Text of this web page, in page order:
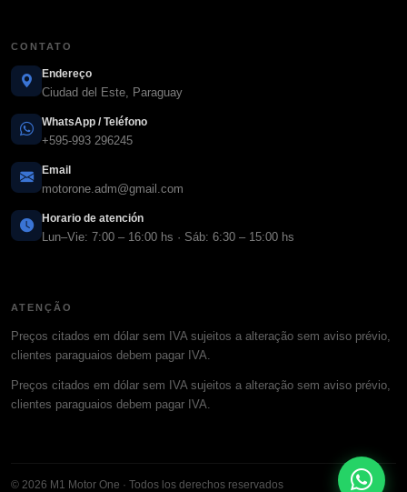
CONTATO
Endereço
Ciudad del Este, Paraguay
WhatsApp / Teléfono
+595-993 296245
Email
motorone.adm@gmail.com
Horario de atención
Lun–Vie: 7:00 – 16:00 hs · Sáb: 6:30 – 15:00 hs
ATENÇÃO
Preços citados em dólar sem IVA sujeitos a alteração sem aviso prévio,
clientes paraguaios debem pagar IVA.
Preços citados em dólar sem IVA sujeitos a alteração sem aviso prévio,
clientes paraguaios debem pagar IVA.
© 2026 M1 Motor One · Todos los derechos reservados